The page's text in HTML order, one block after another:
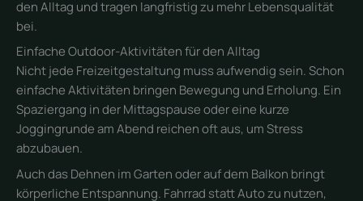
den Alltag und tragen langfristig zu mehr Lebensqualität
bei.
Einfache Outdoor-Aktivitäten für den Alltag
Nicht jede Freizeitgestaltung muss aufwendig sein. Schon
einfache Aktivitäten bringen Bewegung und Erholung. Ein
Spaziergang in der Mittagspause oder eine kurze
Joggingrunde am Abend reichen oft aus, um Stress
abzubauen.
Auch das Dehnen im Garten oder auf dem Balkon bringt
körperliche Entspannung. Fahrrad statt Auto zu nutzen,